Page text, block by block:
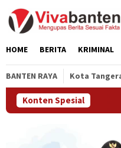
HOME BERITA KRIMINAL
BANTEN RAYA Kota
Konten Spesial